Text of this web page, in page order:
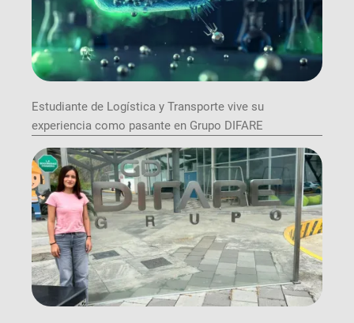
Estudiante de Logística y Transporte vive su
experiencia como pasante en Grupo DIFARE